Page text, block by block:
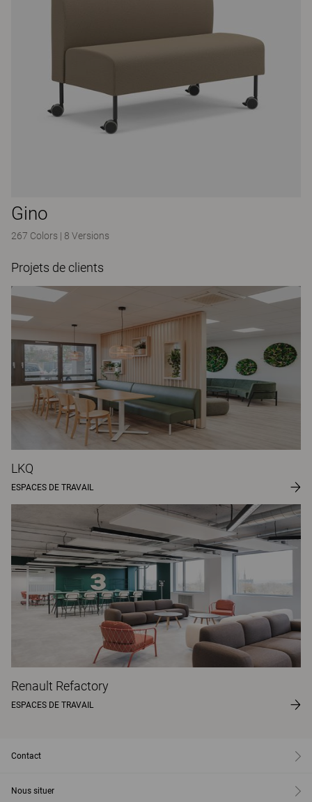
Gino
267 Colors | 8 Versions
Projets de clients
LKQ
ESPACES DE TRAVAIL
Renault Refactory
ESPACES DE TRAVAIL
Contact
Nous situer